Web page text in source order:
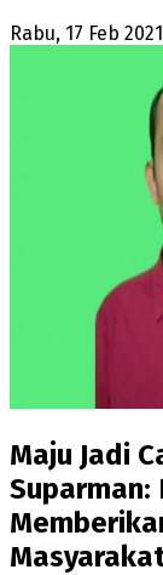
Rabu, 17 Feb
Maju Jadi